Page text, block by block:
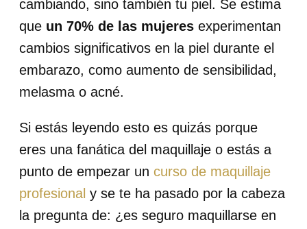
cambiando, sino también tu piel. Se estima
que un 70% de las mujeres experimentan
cambios significativos en la piel durante el
embarazo, como aumento de sensibilidad,
melasma o acné.
Si estás leyendo esto es quizás porque
eres una fanática del maquillaje o estás a
punto de empezar un curso de maquillaje
profesional y se te ha pasado por la cabeza
la pregunta de: ¿es seguro maquillarse en